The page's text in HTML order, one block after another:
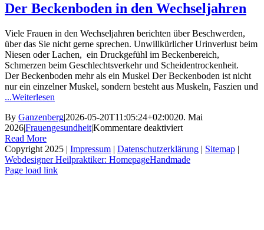
Der Beckenboden in den Wechseljahren
Viele Frauen in den Wechseljahren berichten über Beschwerden,
über das Sie nicht gerne sprechen. Unwillkürlicher Urinverlust beim
Niesen oder Lachen, ein Druckgefühl im Beckenbereich,
Schmerzen beim Geschlechtsverkehr und Scheidentrockenheit.
Der Beckenboden mehr als ein Muskel Der Beckenboden ist nicht
nur ein einzelner Muskel, sondern besteht aus Muskeln, Faszien und
...Weiterlesen
By Ganzenberg|2026-05-20T11:05:24+02:0020. Mai
2026|Frauengesundheit|Kommentare deaktiviertfür
Beckenboden
in
Read More
Copyright 2025 | Impressum | Datenschutzerklärung | Sitemap |
Webdesigner Heilpraktiker: HomepageHandmade
Page load link